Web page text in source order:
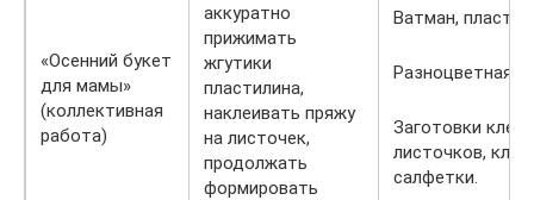
«Осенний букет
для мамы»
(коллективная
работа)
аккуратно
прижимать
жгутики
пластилина,
наклеивать пряжу
на листочек,
продолжать
формировать
Ватман,
Разноцветная
Заготовки
листочков, клей,
салфетки.